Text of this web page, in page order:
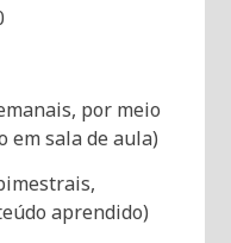
por meio
em sala de aula)
aprendido)